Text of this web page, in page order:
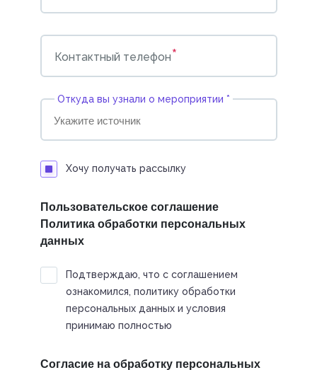
Контактный телефон*
Откуда вы узнали о мероприятии *
Хочу получать рассылку
Пользовательское соглашение
Политика обработки персональных
данных
Подтверждаю, что с соглашением
ознакомился, политику обработки
персональных данных и условия
принимаю полностью
Согласие на обработку персональных